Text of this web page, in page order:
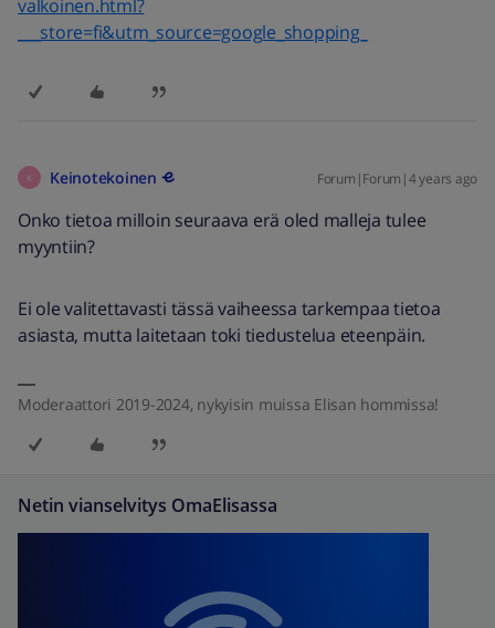
valkoinen.html?
___store=fi&utm_source=google_shopping_
K Keinotekoinen Forum|Forum|4 years ago
Onko tietoa milloin seuraava erä oled malleja tulee
myyntiin?
Ei ole valitettavasti tässä vaiheessa tarkempaa tietoa
asiasta, mutta laitetaan toki tiedustelua eteenpäin.
Moderaattori 2019-2024, nykyisin muissa Elisan hommissa!
Netin vianselvitys OmaElisassa